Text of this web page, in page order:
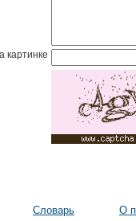
картинке
Словарь О